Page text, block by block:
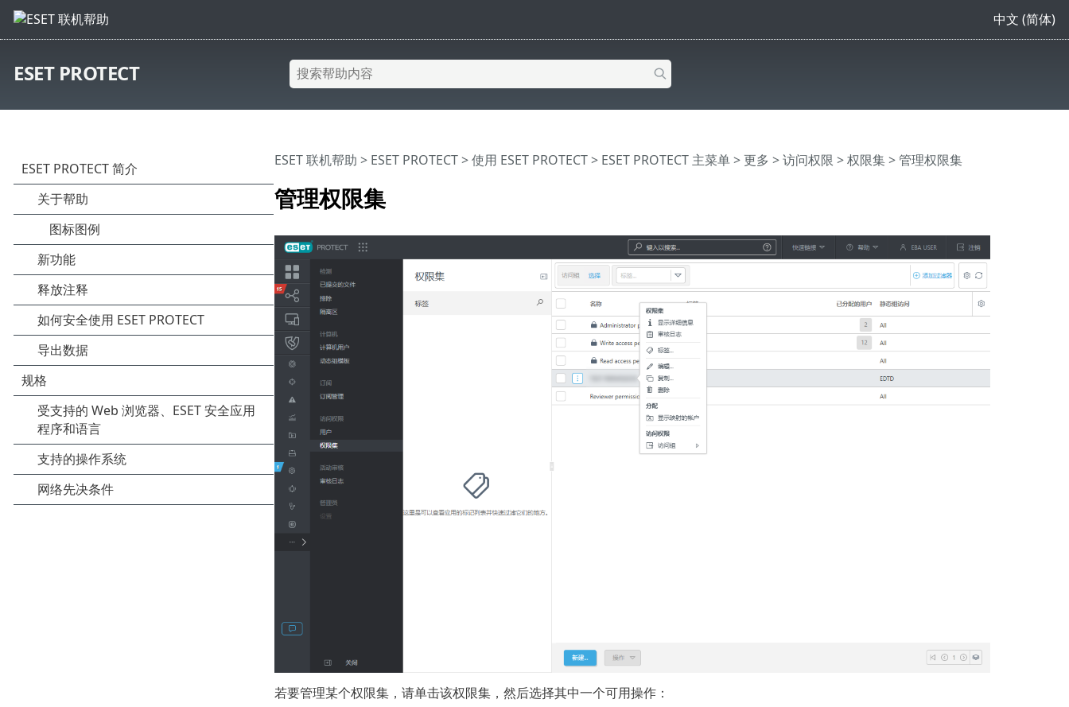
中文 (简体)
ESET PROTECT
管理权限集
ESET 联机帮助 > ESET PROTECT>使用 ESET PROTECT> ESET PROTECT 主菜单>更多 >访问权限 >权限集> 管理权限集
若要管理某个权限集，请单击该权限集，然后选择其中一个可用操作：